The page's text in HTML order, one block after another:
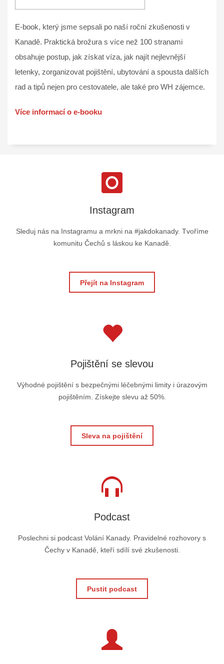
E-book, který jsme sepsali po naší roční zkušenosti v
Kanadě. Praktická brožura s více než 100 stranami
obsahuje postup, jak získat víza, jak najít nejlevnější
letenky, zorganizovat pojištění, ubytování a spousta dalších
rad a tipů nejen pro cestovatele, ale také pro WH zájemce.
Více informací o e-booku
Instagram
Sleduj nás na Instagramu a mrkni na #jakdokanady. Tvoříme
komunitu Čechů s láskou ke Kanadě.
Přejít na Instagram
Pojištění se slevou
Výhodné pojištění s bezpečnými léčebnými limity i úrazovým
pojištěním. Získejte slevu až 50%.
Sleva na pojištění
Podcast
Poslechni si podcast Volání Kanady. Pravidelné rozhovory s
Čechy v Kanadě, kteří sdílí své zkušenosti.
Pustit podcast